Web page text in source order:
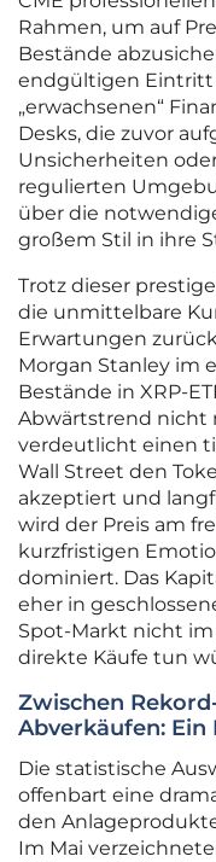
Rahmen, um auf
Bestände
endgültigen Eintritt
„erwachsenen“
Desks, die zuvor
Unsicherheiten
regulierten
über die
großem Stil in ihre
Trotz dieser
die unmittelbare
Erwartungen
Morgan Stanley im
Bestände in XRP-
Abwärtstrend nicht
verdeutlicht einen
Wall Street den
akzeptiert und
wird der Preis am
kurzfristigen
dominiert. Das
eher in
Spot-Markt nicht
direkte Käufe tun
Zwischen
Abverkäufen:
Die statistische
offenbart eine
den
Im Mai